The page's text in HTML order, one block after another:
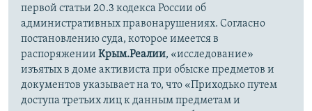
первой статьи 20.3 кодекса России об
административных правонарушениях. Согласно
постановлению суда, которое имеется в
распоряжении Крым.Реалии, «исследование»
изъятых в доме активиста при обыске предметов и
документов указывает на то, что «Приходько путем
доступа третьих лиц к данным предметам и